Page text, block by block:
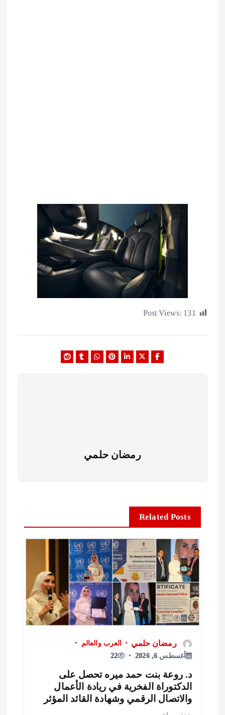
Post Views:
رمضان حلمي
Related Posts
رمضان حلمي
العرب والعالم
أغسطس 6, 2026
22
روعة بنت حمد ميره تحصل على
الفخرية في ريادة الأعمال
الرقمي وشهادة القائد المؤثر